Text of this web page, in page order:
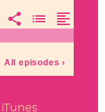
iTunes